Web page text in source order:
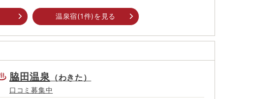
温泉宿(1件)を見る
脇田温泉 （わきた ）
口コミ募集中